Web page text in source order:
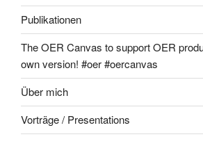
Publikationen
The OER Canvas to support OER
own version! #oer #oercanvas
Über mich
Vorträge / Presentations